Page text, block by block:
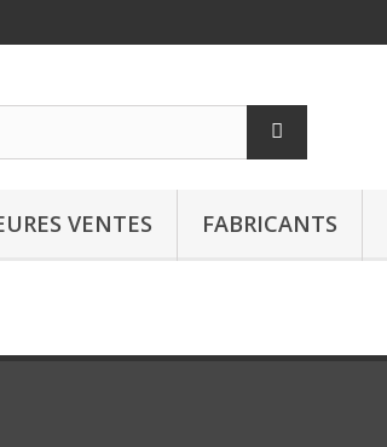
VENTES FABRICANTS